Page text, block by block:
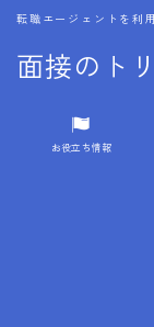
面接のト
転職エージェントを利
MENU
1.成功する面接
お役立ち情報